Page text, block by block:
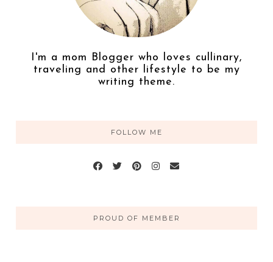
I'm a mom Blogger who loves cullinary,
traveling and other lifestyle to be my
writing theme.
FOLLOW ME
PROUD OF MEMBER